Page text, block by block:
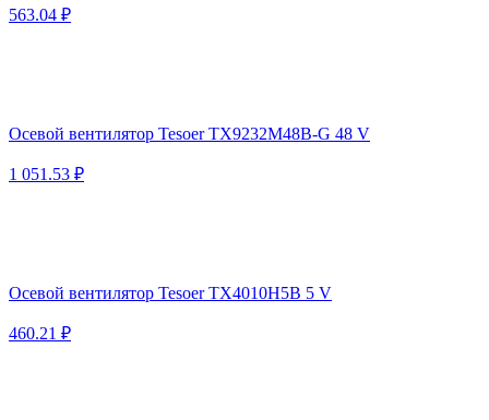
563.04 ₽
Осевой вентилятор Tesoer TX9232M48B-G 48 V
1 051.53 ₽
Осевой вентилятор Tesoer TX4010H5B 5 V
460.21 ₽